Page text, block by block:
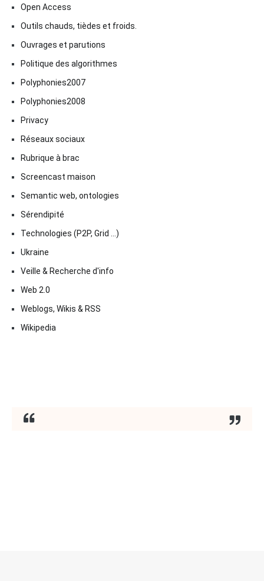
Open Access
Outils chauds, tièdes et froids.
Ouvrages et parutions
Politique des algorithmes
Polyphonies2007
Polyphonies2008
Privacy
Réseaux sociaux
Rubrique à brac
Screencast maison
Semantic web, ontologies
Sérendipité
Technologies (P2P, Grid …)
Ukraine
Veille & Recherche d'info
Web 2.0
Weblogs, Wikis & RSS
Wikipedia